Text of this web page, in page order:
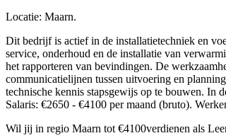
Locatie: Maarn.
Dit bedrijf is actief in de installatietechniek en
service, onderhoud en de installatie van
het rapporteren van bevindingen. De
communicatielijnen tussen uitvoering en
technische kennis stapsgewijs op te bouwen. In
Salaris: €2650 - €4100 per maand (bruto).
Wil jij in regio Maarn tot €4100verdienen als